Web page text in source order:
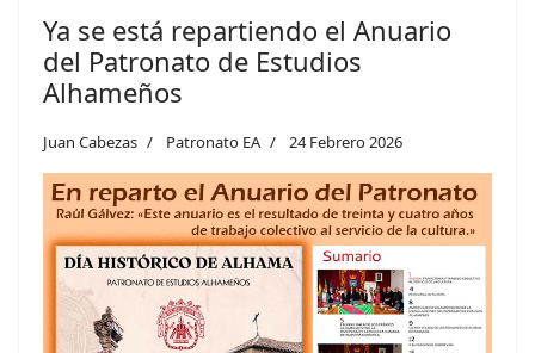
Ya se está repartiendo el Anuario
del Patronato de Estudios
Alhameños
Juan Cabezas Patronato EA 24 Febrero 2026